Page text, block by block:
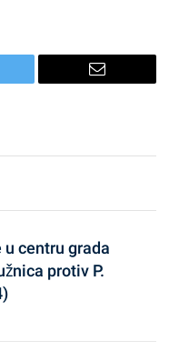
Email
centru grada
protiv P.